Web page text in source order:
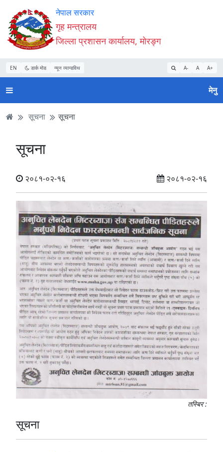
Accessibility
Mode
सुरु
गर्नुहोस्
सामाग्री
पढ्नुहाेस्
नेभिगेसन
पढ्नुहाेस्
वेबसाइट
खोजमा
जानुहोस्
नेपाल सरकार
गृह मन्त्रालय
जिल्ला प्रशासन कार्यालय, मोरङ्ग
EN डार्क मोड न्यून व्यान्डविथ A- A A+
मेनु
सूचना सूचना
सूचना
२०८१-०२-१६ २०८१-०२-१६
तस्बिर :
सूचना